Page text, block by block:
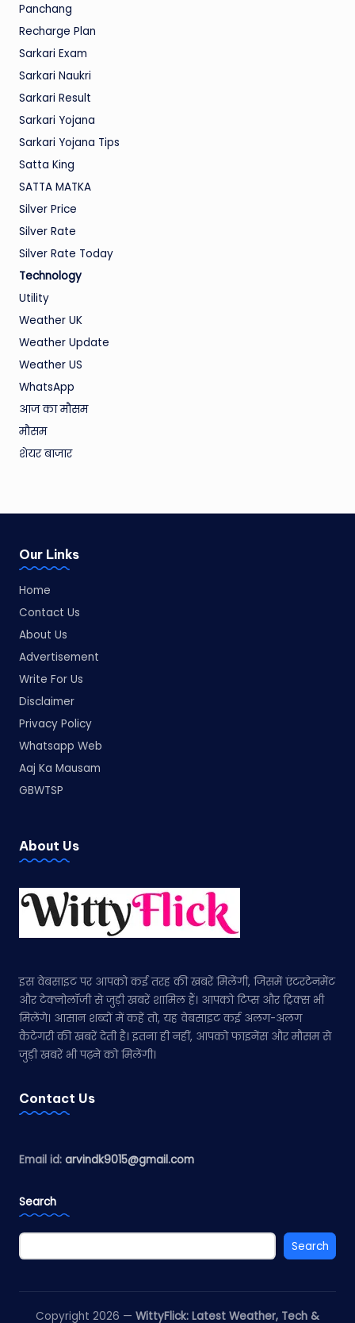
Panchang
Recharge Plan
Sarkari Exam
Sarkari Naukri
Sarkari Result
Sarkari Yojana
Sarkari Yojana Tips
Satta King
SATTA MATKA
Silver Price
Silver Rate
Silver Rate Today
Technology
Utility
Weather UK
Weather Update
Weather US
WhatsApp
आज का मौसम
मौसम
शेयर बाजार
Our Links
Home
Contact Us
About Us
Advertisement
Write For Us
Disclaimer
Privacy Policy
Whatsapp Web
Aaj Ka Mausam
GBWTSP
About Us
इस वेबसाइट पर आपको कई तरह की खबरें मिलेंगी, जिसमें एंटरटेनमेंट
और टेक्नोलॉजी से जुड़ी खबरें शामिल हैं। आपको टिप्स और ट्रिक्स भी
मिलेंगे। आसान शब्दों में कहें तो, यह वेबसाइट कई अलग-अलग
कैटेगरी की खबरें देती है। इतना ही नहीं, आपको फाइनेंस और मौसम से
जुड़ी खबरें भी पढ़ने को मिलेंगी।
Contact Us
Email id: arvindk9015@gmail.com
Search
Search
Copyright 2026 — WittyFlick: Latest Weather, Tech &